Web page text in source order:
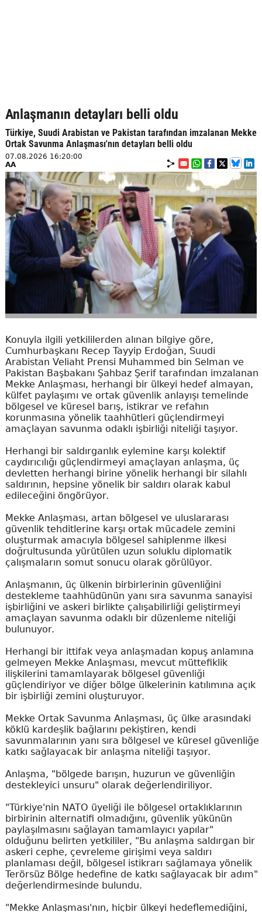
Anlaşmanın detayları belli oldu
Türkiye, Suudi Arabistan ve Pakistan tarafından imzalanan Mekke
Ortak Savunma Anlaşması'nın detayları belli oldu
07.08.2026 16:20:00
AA
Konuyla ilgili yetkililerden alınan bilgiye göre,
Cumhurbaşkanı Recep Tayyip Erdoğan, Suudi
Arabistan Veliaht Prensi Muhammed bin Selman ve
Pakistan Başbakanı Şahbaz Şerif tarafından imzalanan
Mekke Anlaşması, herhangi bir ülkeyi hedef almayan,
külfet paylaşımı ve ortak güvenlik anlayışı temelinde
bölgesel ve küresel barış, istikrar ve refahın
korunmasına yönelik taahhütleri güçlendirmeyi
amaçlayan savunma odaklı işbirliği niteliği taşıyor.
Herhangi bir saldırganlık eylemine karşı kolektif
caydırıcılığı güçlendirmeyi amaçlayan anlaşma, üç
devletten herhangi birine yönelik herhangi bir silahlı
saldırının, hepsine yönelik bir saldırı olarak kabul
edileceğini öngörüyor.
Mekke Anlaşması, artan bölgesel ve uluslararası
güvenlik tehditlerine karşı ortak mücadele zemini
oluşturmak amacıyla bölgesel sahiplenme ilkesi
doğrultusunda yürütülen uzun soluklu diplomatik
çalışmaların somut sonucu olarak görülüyor.
Anlaşmanın, üç ülkenin birbirlerinin güvenliğini
destekleme taahhüdünün yanı sıra savunma sanayisi
işbirliğini ve askeri birlikte çalışabilirliği geliştirmeyi
amaçlayan savunma odaklı bir düzenleme niteliği
bulunuyor.
Herhangi bir ittifak veya anlaşmadan kopuş anlamına
gelmeyen Mekke Anlaşması, mevcut müttefiklik
ilişkilerini tamamlayarak bölgesel güvenliği
güçlendiriyor ve diğer bölge ülkelerinin katılımına açık
bir işbirliği zemini oluşturuyor.
Mekke Ortak Savunma Anlaşması, üç ülke arasındaki
köklü kardeşlik bağlarını pekiştiren, kendi
savunmalarının yanı sıra bölgesel ve küresel güvenliğe
katkı sağlayacak bir anlaşma niteliği taşıyor.
Anlaşma, "bölgede barışın, huzurun ve güvenliğin
destekleyici unsuru" olarak değerlendiriliyor.
"Türkiye'nin NATO üyeliği ile bölgesel ortaklıklarının
birbirinin alternatifi olmadığını, güvenlik yükünün
paylaşılmasını sağlayan tamamlayıcı yapılar"
olduğunu belirten yetkililer, "Bu anlaşma saldırgan bir
askeri cephe, çevreleme girişimi veya saldırı
planlaması değil, bölgesel istikrarı sağlamaya yönelik
Terörsüz Bölge hedefine de katkı sağlayacak bir adım"
değerlendirmesinde bulundu.
"Mekke Anlaşması'nın, hiçbir ülkeyi hedeflemediğini,